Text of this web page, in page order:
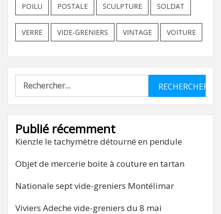
POILU POSTALE SCULPTURE SOLDAT
VERRE VIDE-GRENIERS VINTAGE VOITURE
Rechercher :
Publié récemment
Kienzle le tachymètre détourné en pendule
Objet de mercerie boite à couture en tartan
Nationale sept vide-greniers Montélimar
Viviers Adeche vide-greniers du 8 mai